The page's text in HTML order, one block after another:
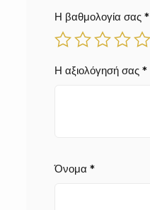
Η βαθμολογία σας *
Η αξιολόγησή σας *
Όνομα *